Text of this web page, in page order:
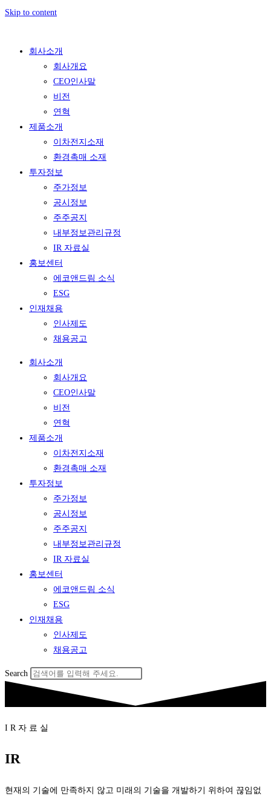
Skip to content
회사소개
회사개요
CEO인사말
비전
연혁
제품소개
이차전지소재
환경촉매 소재
투자정보
주가정보
공시정보
주주공지
내부정보관리규정
IR 자료실
홍보센터
에코앤드림 소식
ESG
인재채용
인사제도
채용공고
회사소개
회사개요
CEO인사말
비전
연혁
제품소개
이차전지소재
환경촉매 소재
투자정보
주가정보
공시정보
주주공지
내부정보관리규정
IR 자료실
홍보센터
에코앤드림 소식
ESG
인재채용
인사제도
채용공고
Search
I R 자 료 실
IR
현재의 기술에 만족하지 않고 미래의 기술을 개발하기 위하여 끊임없